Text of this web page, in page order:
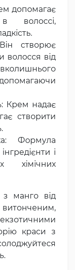
допомагає
волоссі,
створює
волосся від
Крем надає
створити
Формула
і
хімічних
манго від
краси з